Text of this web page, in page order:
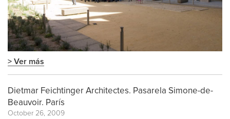
> Ver más
Dietmar Feichtinger Architectes. Pasarela Simone-de-
Beauvoir. París
October 26, 2009